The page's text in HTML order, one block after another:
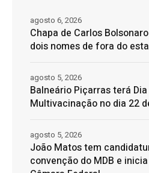
Chapa de Carlos
dois nomes de fora do
agosto 6, 2026
Balneário Piçarras terá
Multivacinação no dia 22
agosto 5, 2026
João Matos tem
convenção do MDB e
agosto 5, 2026